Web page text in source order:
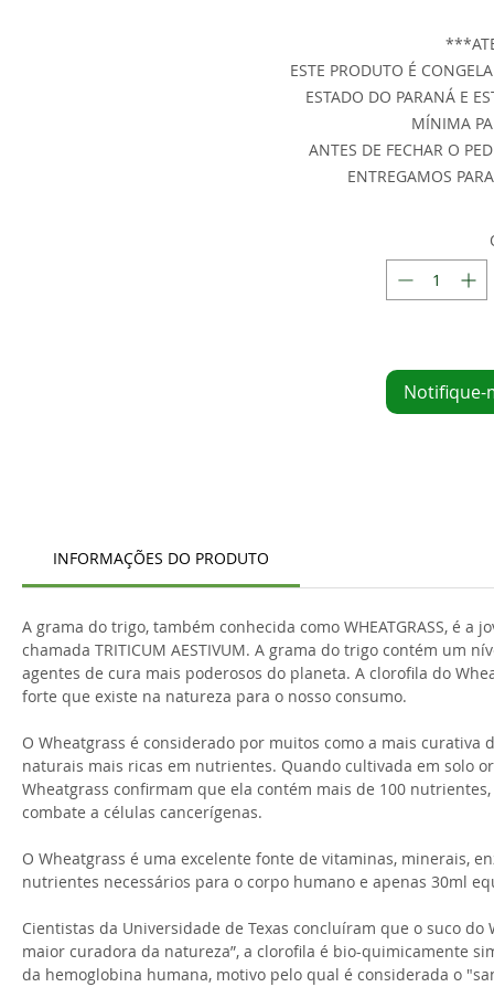
ESTE PRODUTO É
ESTADO DO PARANÁ E
MÍNIMA
ANTES DE FECHAR O
ENTREGAMOS
Notifique-
INFORMAÇÕES DO PRODUTO
A grama do trigo, também conhecida como WHEATGRASS, é
chamada TRITICUM AESTIVUM. A grama do trigo contém um
agentes de cura mais poderosos do planeta. A clorofila do
forte que existe na natureza para o nosso consumo.
O Wheatgrass é considerado por muitos como a mais
naturais mais ricas em nutrientes. Quando cultivada em solo
Wheatgrass confirmam que ela contém mais de 100
combate a células cancerígenas.
O Wheatgrass é uma excelente fonte de vitaminas, minerais,
nutrientes necessários para o corpo humano e apenas 30ml
Cientistas da Universidade de Texas concluíram que o suco
maior curadora da natureza”, a clorofila é bio-quimicamente
da hemoglobina humana, motivo pelo qual é considerada o